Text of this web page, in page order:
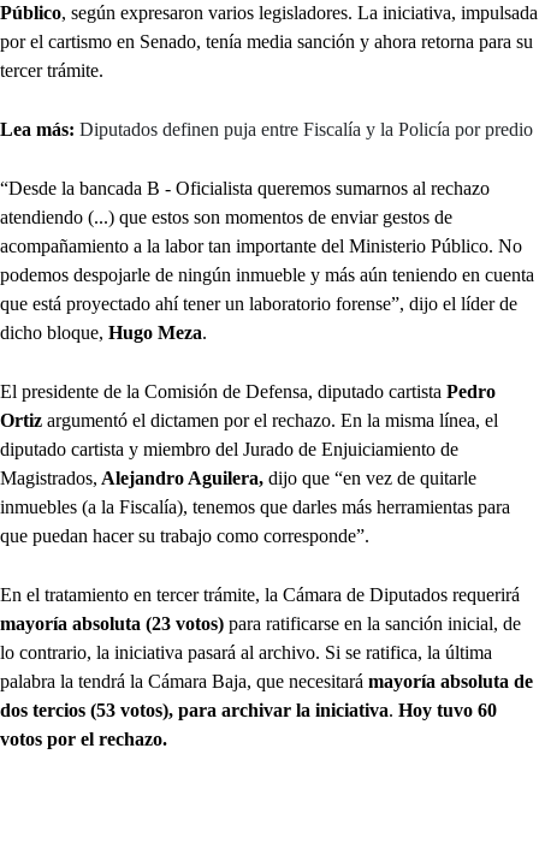
Público, según expresaron varios legisladores. La iniciativa, impulsada
por el cartismo en Senado, tenía media sanción y ahora retorna para su
tercer trámite.
Lea más: Diputados definen puja entre Fiscalía y la Policía por predio
“Desde la bancada B - Oficialista queremos sumarnos al rechazo
atendiendo (...) que estos son momentos de enviar gestos de
acompañamiento a la labor tan importante del Ministerio Público. No
podemos despojarle de ningún inmueble y más aún teniendo en cuenta
que está proyectado ahí tener un laboratorio forense”, dijo el líder de
dicho bloque, Hugo Meza.
El presidente de la Comisión de Defensa, diputado cartista Pedro
Ortiz argumentó el dictamen por el rechazo. En la misma línea, el
diputado cartista y miembro del Jurado de Enjuiciamiento de
Magistrados, Alejandro Aguilera, dijo que “en vez de quitarle
inmuebles (a la Fiscalía), tenemos que darles más herramientas para
que puedan hacer su trabajo como corresponde”.
En el tratamiento en tercer trámite, la Cámara de Diputados requerirá
mayoría absoluta (23 votos) para ratificarse en la sanción inicial, de
lo contrario, la iniciativa pasará al archivo. Si se ratifica, la última
palabra la tendrá la Cámara Baja, que necesitará mayoría absoluta de
dos tercios (53 votos), para archivar la iniciativa. Hoy tuvo 60
votos por el rechazo.